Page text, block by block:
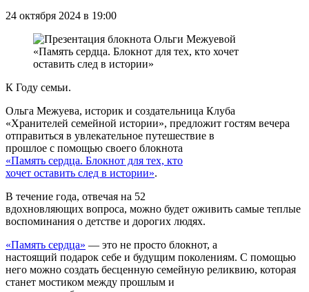
24 октября 2024 в 19:00
К Году семьи.
Ольга Межуева, историк и создательница Клуба
«Хранителей семейной истории», предложит гостям вечера
отправиться в увлекательное путешествие в
прошлое с помощью своего блокнота
«Память сердца. Блокнот для тех, кто
хочет оставить след в истории».
В течение года, отвечая на 52
вдохновляющих вопроса, можно будет оживить самые теплые
воспоминания о детстве и дорогих людях.
«Память сердца» — это не просто блокнот, а
настоящий подарок себе и будущим поколениям. С помощью
него можно создать бесценную семейную реликвию, которая
станет мостиком между прошлым и